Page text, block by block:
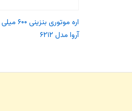
اره موتوری
آروا مدل ۶۲۱۲